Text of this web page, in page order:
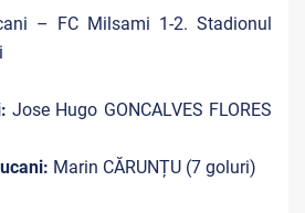
– FC Milsami 1-2. Stadionul
Jose Hugo GONCALVES FLORES
Marin CĂRUNȚU (7 goluri)